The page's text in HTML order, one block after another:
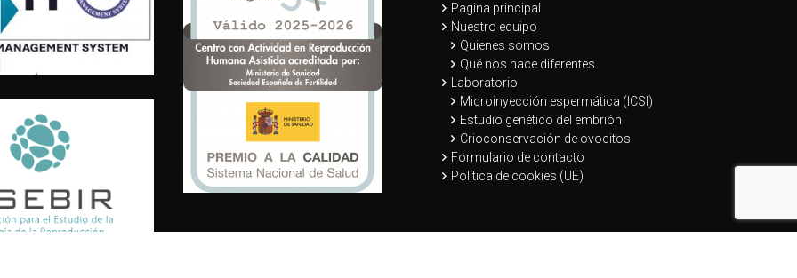
Pagina principal
Nuestro equipo
Quienes somos
Qué nos hace diferentes
Laboratorio
Microinyección espermática (ICSI)
Estudio genético del embrión
Crioconservación de ovocitos
Formulario de contacto
Política de cookies (UE)